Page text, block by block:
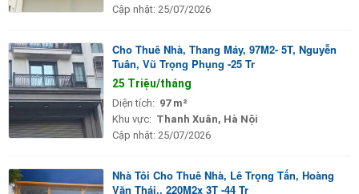
Cập nhật: 25/07/2026
Cho Thuê Nhà, Thang Máy, 97M2- 5T, Nguyễn
Tuân, Vũ Trọng Phụng -25 Tr
25 Triệu/tháng
Diện tích: 97 m²
Khu vực: Thanh Xuân, Hà Nội
Cập nhật: 25/07/2026
Nhà Tôi Cho Thuê Nhà, Lê Trọng Tấn, Hoàng
Văn Thái,, 220M2x 3T -44 Tr